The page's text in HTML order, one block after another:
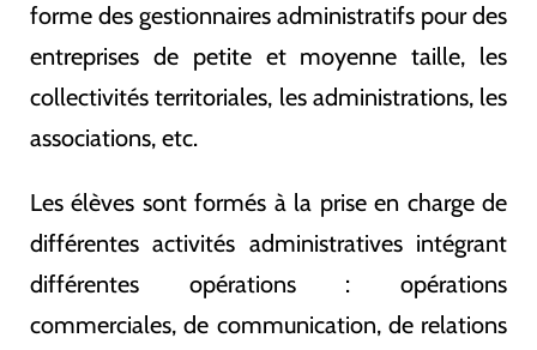
forme des gestionnaires administratifs pour des
entreprises de petite et moyenne taille, les
collectivités territoriales, les administrations, les
associations, etc.
Les élèves sont formés à la prise en charge de
différentes activités administratives intégrant
différentes opérations : opérations
commerciales, de communication, de relations